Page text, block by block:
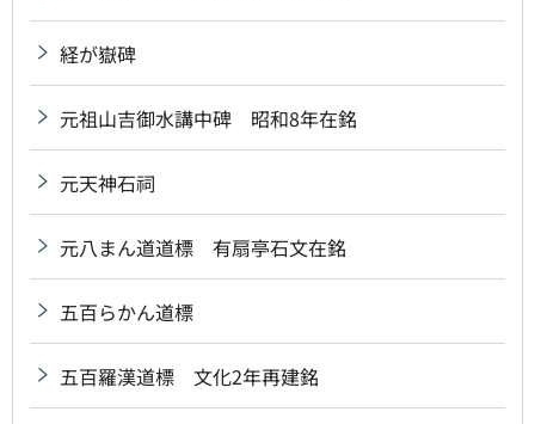
経が嶽碑
元祖山吉御水講中碑 昭和8年在銘
元天神石祠
元八まん道道標 有扇亭石文在銘
五百らかん道標
五百羅漢道標 文化2年再建銘